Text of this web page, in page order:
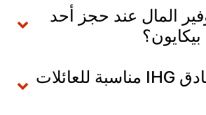
المال عند حجز أحد
هل هناك أي فنادق IHG مناسبة للعائلات